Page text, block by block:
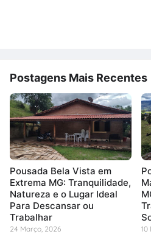
Postagens Mais Recentes
Pousada Bela Vista em
Extrema MG: Tranquilidade,
Natureza e o Lugar Ideal
Para Descansar ou
Trabalhar
24 Março, 2026 10